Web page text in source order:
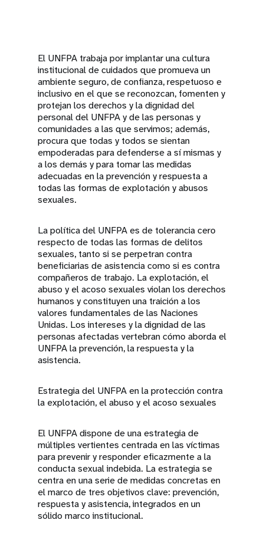
El UNFPA trabaja por implantar una cultura
institucional de cuidados que promueva un
ambiente seguro, de confianza, respetuoso e
inclusivo en el que se reconozcan, fomenten y
protejan los derechos y la dignidad del
personal del UNFPA y de las personas y
comunidades a las que servimos; además,
procura que todas y todos se sientan
empoderadas para defenderse a sí mismas y
a los demás y para tomar las medidas
adecuadas en la prevención y respuesta a
todas las formas de explotación y abusos
sexuales.
La política del UNFPA es de tolerancia cero
respecto de todas las formas de delitos
sexuales, tanto si se perpetran contra
beneficiarias de asistencia como si es contra
compañeros de trabajo. La explotación, el
abuso y el acoso sexuales violan los derechos
humanos y constituyen una traición a los
valores fundamentales de las Naciones
Unidas. Los intereses y la dignidad de las
personas afectadas vertebran cómo aborda el
UNFPA la prevención, la respuesta y la
asistencia.
Estrategia del UNFPA en la protección contra
la explotación, el abuso y el acoso sexuales
El UNFPA dispone de una estrategia de
múltiples vertientes centrada en las víctimas
para prevenir y responder eficazmente a la
conducta sexual indebida. La estrategia se
centra en una serie de medidas concretas en
el marco de tres objetivos clave: prevención,
respuesta y asistencia, integrados en un
sólido marco institucional.